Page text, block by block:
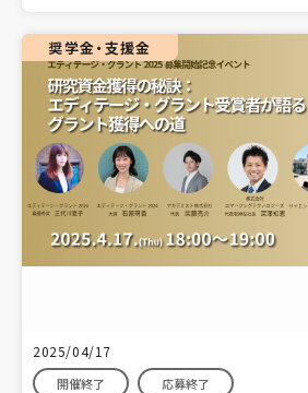
奨学金・支援金
2025/04/17
開催終了 応募終了